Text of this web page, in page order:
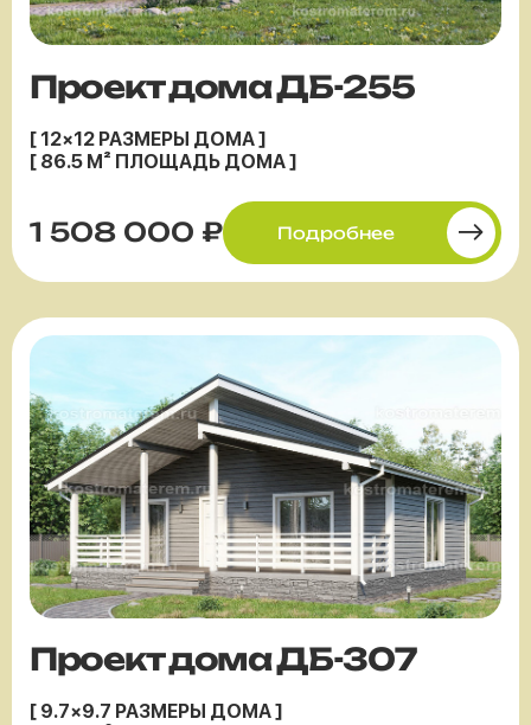
Проект дома ДБ-255
[ 12×12 РАЗМЕРЫ ДОМА ]
[ 86.5 М² ПЛОЩАДЬ ДОМА ]
1 508 000 ₽ Подробнее
Проект дома ДБ-307
[ 9.7×9.7 РАЗМЕРЫ ДОМА ]